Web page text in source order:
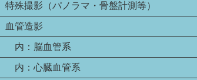
殊撮影（パノラマ・骨盤計測等）
管造影
：脳血管系
：心臓血管系